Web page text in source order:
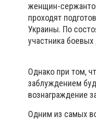
женщин-
проходят
Украины. По
участника
Однако при том,
заблуждением
вознаграждение
Одним из самых